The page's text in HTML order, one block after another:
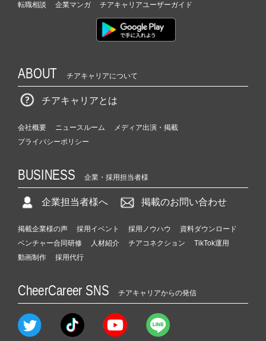
転職相談
企業マンガ チアキャリアユーザーガイド
ABOUT チアキャリアについて
チアキャリアとは
会社概要 ニュースルーム
メディア出演・掲載
プライバシーポリシー
BUSINESS 企業・採用担当者様
企業担当者様へ 掲載のお問い合わせ
掲載企業様の声 採用イベント 採用ノウハウ
資料ダウンロード
ベンチャー合同研修
人材紹介 チアコネクション
TikTok運用
動画制作
採用代行
CheerCareer SNS チアキャリアからの発信